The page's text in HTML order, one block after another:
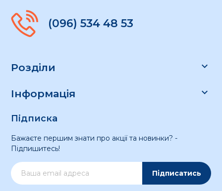
(096) 534 48 53
Розділи 
Інформація 
Підписка
Бажаєте першим знати про акції та новинки? -
Підпишитесь!
Підписатись